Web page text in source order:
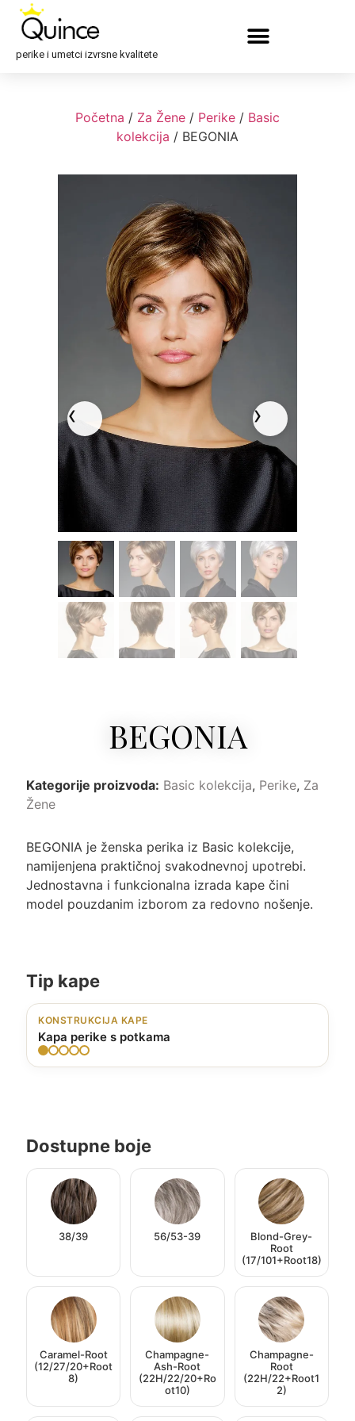
perike i umetci izvrsne kvalitete
Početna / Za Žene / Perike / Basic
kolekcija / BEGONIA
BEGONIA
Kategorije proizvoda: Basic kolekcija, Perike, Za
Žene
BEGONIA je ženska perika iz Basic kolekcije,
namijenjena praktičnoj svakodnevnoj upotrebi.
Jednostavna i funkcionalna izrada kape čini
model pouzdanim izborom za redovno nošenje.
Tip kape
KONSTRUKCIJA KAPE
Kapa perike s potkama
Dostupne boje
38/39 56/53-39
Blond-Grey-
Root
(17/101+Root18)
Caramel-Root
(12/27/20+Root
8)
Champagne-
Ash-Root
(22H/22/20+Ro
ot10)
Champagne-
Root
(22H/22+Root1
2)